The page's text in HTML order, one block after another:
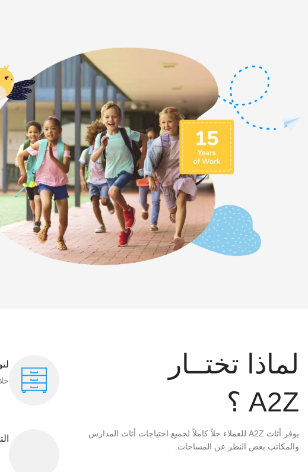
لماذا تختــار
A2Z ؟
يوفر أثاث A2Z للعملاء حلاً كاملاً لجميع احتياجات أثاث المدارس
والمكاتب بغض النظر عن المساحات.